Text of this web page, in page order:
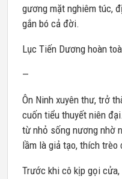
gương mặt nghiêm túc,
gắn bó cả đời.
Lục Tiến Dương hoàn
—
Ôn Ninh xuyên thư, trở
cuốn tiểu thuyết niên
từ nhỏ sống nương nhờ
lầm là giả tạo, thích trèo
Trước khi cô kịp gọi